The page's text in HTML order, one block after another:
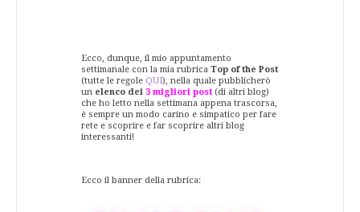
Ecco, dunque, il mio appuntamento
settimanale con la mia rubrica Top of the Post
(tutte le regole QUI), nella quale pubblicherò
un elenco dei 3 migliori post(di altri blog)
che ho letto nella settimana appena trascorsa,
è sempre un modo carino e simpatico per fare
rete e scoprire e far scoprire altri blog
interessanti!
Ecco il banner della rubrica: